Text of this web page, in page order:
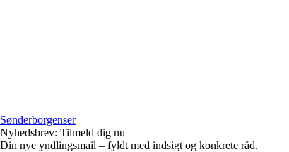
Sønderborgenser
Nyhedsbrev: Tilmeld dig nu
Din nye yndlingsmail – fyldt med indsigt og konkrete råd.